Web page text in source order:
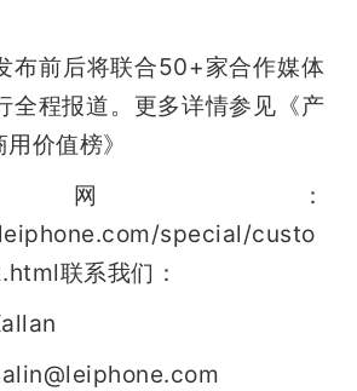
布前后将联合50+家合作媒体
全程报道。更多详情参见《产
价值榜》
：
special/custo
联系我们：